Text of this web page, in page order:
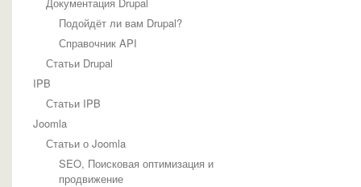
Подойдёт ли вам Drupal?
Справочник API
Статьи Drupal
IPB
Статьи IPB
Joomla
Статьи о Joomla
SEO, Поисковая оптимизация и
продвижение